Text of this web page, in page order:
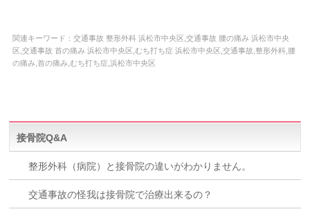
関連キーワード：交通事故 整形外科 浜松市中央区,交通事故 腰の痛み 浜松市中央
区,交通事故 首の痛み 浜松市中央区,むち打ち症 浜松市中央区,交通事故,整形外科,腰
の痛み,首の痛み,むち打ち症,浜松市中央区
接骨院Q&A
整形外科（病院）と接骨院の違いがわかりません。
交通事故の怪我は接骨院で治療出来るの？